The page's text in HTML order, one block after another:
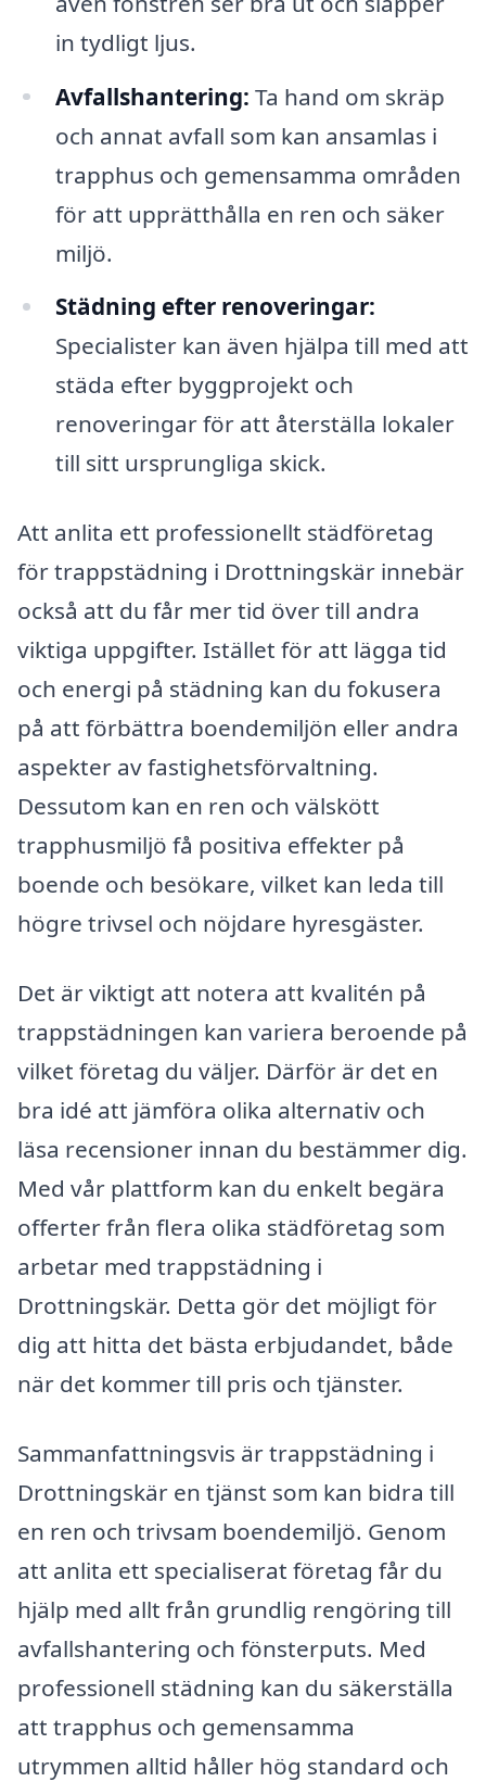
in tydligt ljus.
Avfallshantering: Ta hand om skräp
och annat avfall som kan ansamlas i
trapphus och gemensamma områden
för att upprätthålla en ren och säker
miljö.
Städning efter renoveringar:
Specialister kan även hjälpa till med att
städa efter byggprojekt och
renoveringar för att återställa lokaler
till sitt ursprungliga skick.
Att anlita ett professionellt städföretag
för trappstädning i Drottningskär innebär
också att du får mer tid över till andra
viktiga uppgifter. Istället för att lägga tid
och energi på städning kan du fokusera
på att förbättra boendemiljön eller andra
aspekter av fastighetsförvaltning.
Dessutom kan en ren och välskött
trapphusmiljö få positiva effekter på
boende och besökare, vilket kan leda till
högre trivsel och nöjdare hyresgäster.
Det är viktigt att notera att kvalitén på
trappstädningen kan variera beroende på
vilket företag du väljer. Därför är det en
bra idé att jämföra olika alternativ och
läsa recensioner innan du bestämmer dig.
Med vår plattform kan du enkelt begära
offerter från flera olika städföretag som
arbetar med trappstädning i
Drottningskär. Detta gör det möjligt för
dig att hitta det bästa erbjudandet, både
när det kommer till pris och tjänster.
Sammanfattningsvis är trappstädning i
Drottningskär en tjänst som kan bidra till
en ren och trivsam boendemiljö. Genom
att anlita ett specialiserat företag får du
hjälp med allt från grundlig rengöring till
avfallshantering och fönsterputs. Med
professionell städning kan du säkerställa
att trapphus och gemensamma
utrymmen alltid håller hög standard och